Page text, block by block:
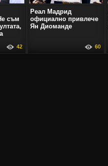
съм
42
Реал Мадрид
официално привлече
Ян Диоманде
60